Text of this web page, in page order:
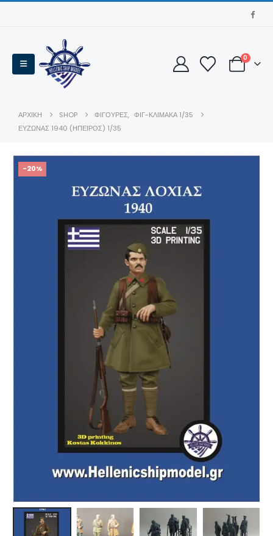
0
ΑΡΧΙΚΉ SHOP ΦΙΓΟΥΡΕΣ, ΦΙΓ-ΚΛΊΜΑΚΑ 1/35
ΕΥΖΩΝΑΣ 1940 (ΗΠΕΙΡΟΣ) 1/35
-20%